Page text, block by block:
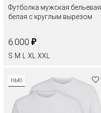
Футболка мужская бельевая
белая с круглым вырезом
6.000 ₽
S M L XL XXL
НЬЮ